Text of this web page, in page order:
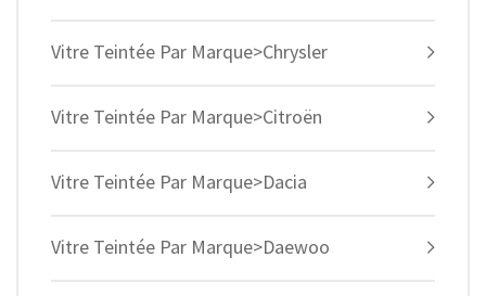
Vitre Teintée Par Marque>Chrysler
Vitre Teintée Par Marque>Citroën
Vitre Teintée Par Marque>Dacia
Vitre Teintée Par Marque>Daewoo